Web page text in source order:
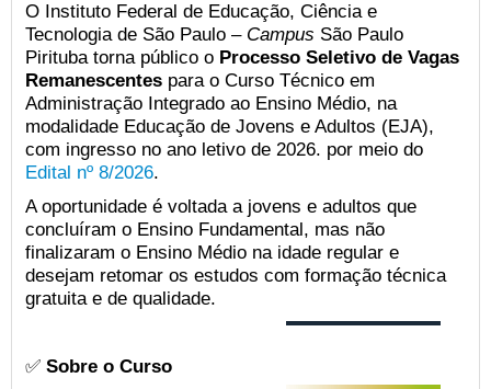
O Instituto Federal de Educação, Ciência e
Tecnologia de São Paulo – Campus São Paulo
Pirituba torna público o Processo Seletivo de Vagas
Remanescentes para o Curso Técnico em
Administração Integrado ao Ensino Médio, na
modalidade Educação de Jovens e Adultos (EJA),
com ingresso no ano letivo de 2026. por meio do
Edital nº 8/2026.
A oportunidade é voltada a jovens e adultos que
concluíram o Ensino Fundamental, mas não
finalizaram o Ensino Médio na idade regular e
desejam retomar os estudos com formação técnica
gratuita e de qualidade.
✅ Sobre o Curso